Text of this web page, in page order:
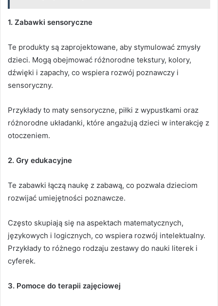
1. Zabawki sensoryczne
Te produkty są zaprojektowane, aby stymulować zmysły
dzieci. Mogą obejmować różnorodne tekstury, kolory,
dźwięki i zapachy, co wspiera rozwój poznawczy i
sensoryczny.
Przykłady to maty sensoryczne, piłki z wypustkami oraz
różnorodne układanki, które angażują dzieci w interakcję z
otoczeniem.
2. Gry edukacyjne
Te zabawki łączą naukę z zabawą, co pozwala dzieciom
rozwijać umiejętności poznawcze.
Często skupiają się na aspektach matematycznych,
językowych i logicznych, co wspiera rozwój intelektualny.
Przykłady to różnego rodzaju zestawy do nauki literek i
cyferek.
3. Pomoce do terapii zajęciowej